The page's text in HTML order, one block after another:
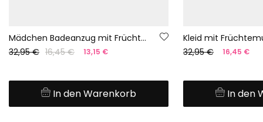
Mädchen Badeanzug mit Früchteprint UPF50+
32,95 € 16,45 € 13,15 €
In den Warenkorb
32,95 € 16,45 €
In den